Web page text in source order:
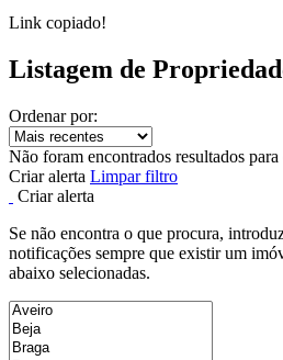
Link copiado!
Listagem de
Ordenar por:
Não foram encontrados resultados para
Criar alerta Limpar filtro
Criar alerta
Se não encontra o que procura,
notificações sempre que existir um
abaixo selecionadas.